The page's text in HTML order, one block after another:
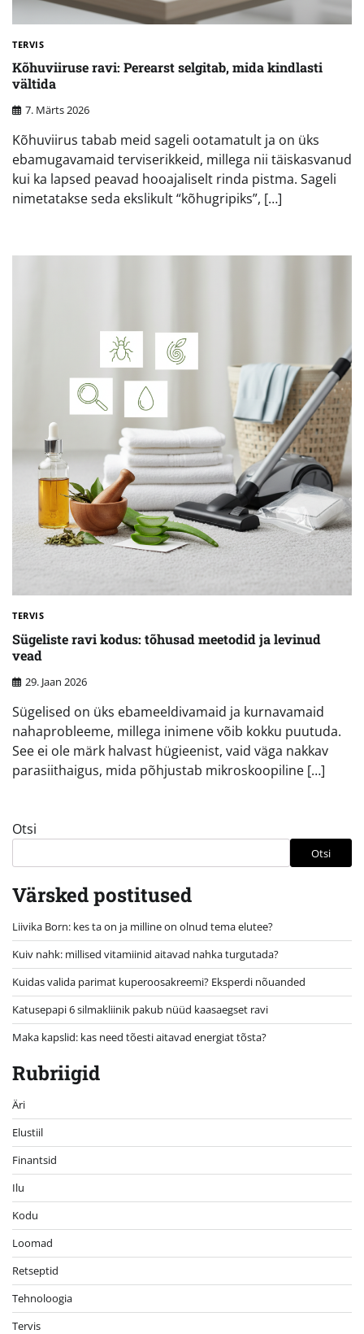
TERVIS
Kõhuviiruse ravi: Perearst selgitab, mida kindlasti
vältida
7. Märts 2026
Kõhuviirus tabab meid sageli ootamatult ja on üks
ebamugavamaid terviserikkeid, millega nii täiskasvanud
kui ka lapsed peavad hooajaliselt rinda pistma. Sageli
nimetatakse seda ekslikult “kõhugripiks”, […]
TERVIS
Sügeliste ravi kodus: tõhusad meetodid ja levinud
vead
29. Jaan 2026
Sügelised on üks ebameeldivamaid ja kurnavamaid
nahaprobleeme, millega inimene võib kokku puutuda.
See ei ole märk halvast hügieenist, vaid väga nakkav
parasiithaigus, mida põhjustab mikroskoopiline […]
Otsi
Otsi
Värsked postitused
Liivika Born: kes ta on ja milline on olnud tema elutee?
Kuiv nahk: millised vitamiinid aitavad nahka turgutada?
Kuidas valida parimat kuperoosakreemi? Eksperdi nõuanded
Katusepapi 6 silmakliinik pakub nüüd kaasaegset ravi
Maka kapslid: kas need tõesti aitavad energiat tõsta?
Rubriigid
Äri
Elustiil
Finantsid
Ilu
Kodu
Loomad
Retseptid
Tehnoloogia
Tervis